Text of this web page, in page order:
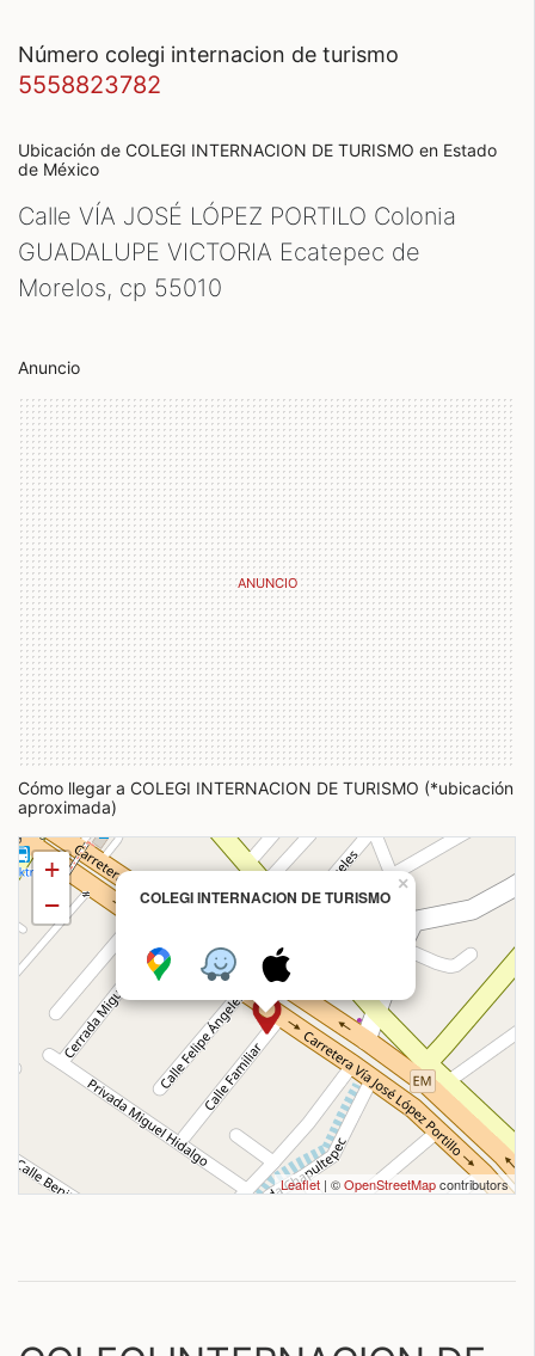
número colegi internacion de turismo
5558823782
Ubicación de COLEGI INTERNACION DE TURISMO en Estado
de México
Calle VÍA JOSÉ LÓPEZ PORTILO Colonia
GUADALUPE VICTORIA Ecatepec de
Morelos, cp 55010
Anuncio
Cómo llegar a COLEGI INTERNACION DE TURISMO (*ubicación
aproximada)
COLEGI INTERNACION DE TURISMO
×
+
−
Leaflet | ©OpenStreetMapcontributors